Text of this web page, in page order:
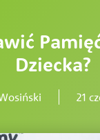
Dziecka?
21